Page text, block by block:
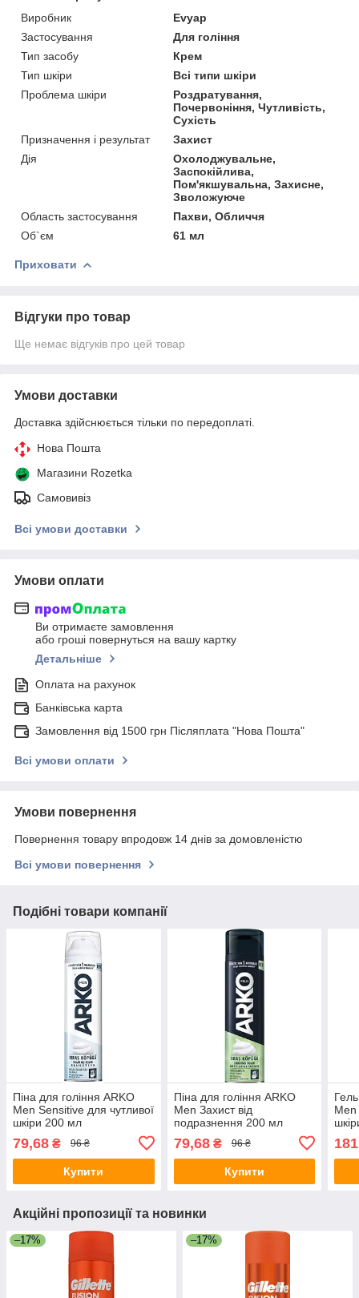
Виробник
Evyap
Застосування
Для гоління
Тип засобу
Крем
Тип шкіри
Всі типи шкіри
Проблема шкіри
Роздратування,
Почервоніння, Чутливість,
Сухість
Призначення і результат
Захист
Дія
Охолоджувальне,
Заспокійлива,
Пом'якшувальна, Захисне,
Зволожуюче
Область застосування
Пахви, Обличчя
Об`єм
61 мл
Приховати
Відгуки про товар
Ще немає відгуків про цей товар
Умови доставки
Доставка здійснюється тільки по передоплаті.
Нова Пошта
Магазини Rozetka
Самовивіз
Всі умови доставки
Умови оплати
Ви отримаєте замовлення
або гроші повернуться на вашу картку
Детальніше
Оплата на рахунок
Банківська карта
Замовлення від 1500 грн Післяплата "Нова Пошта"
Всі умови оплати
Умови повернення
Повернення товару впродовж 14 днів за домовленістю
Всі умови повернення
Подібні товари компанії
Піна для гоління ARKO
Men Sensitive для чутливої
шкіри 200 мл
79,68 ₴ 96 ₴
Купити
Піна для гоління ARKO
Men Захист від
подразнення 200 мл
79,68₴ 96 ₴
Купити
Men
Акційні пропозиції та новинки
–17% –17%